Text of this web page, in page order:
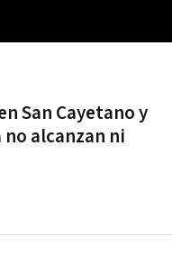
San Cayetano y
alcanzan ni